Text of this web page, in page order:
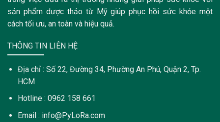
sản phẩm dược thảo từ Mỹ giúp phục hồi sức khỏe một
cách tối ưu, an toàn và hiệu quả.
THÔNG TIN LIÊN HỆ
Địa chỉ : Số 22, Đường 34, Phường An Phú, Quận 2, Tp.
HCM
Hotline : 0962 158 661
Email : info@PyLoRa.com